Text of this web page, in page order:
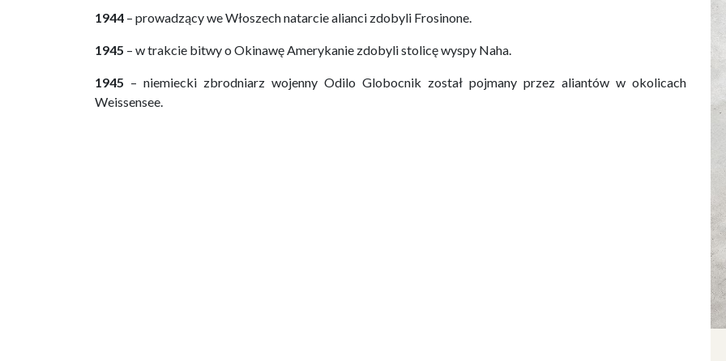
1944 – prowadzący we Włoszech natarcie alianci zdobyli Frosinone.
1945 – w trakcie bitwy o Okinawę Amerykanie zdobyli stolicę wyspy Naha.
1945 – niemiecki zbrodniarz wojenny Odilo Globocnik został pojmany przez aliantów w okolicach
Weissensee.